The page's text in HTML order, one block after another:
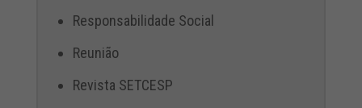
Responsabilidade Social
Reunião
Revista SETCESP